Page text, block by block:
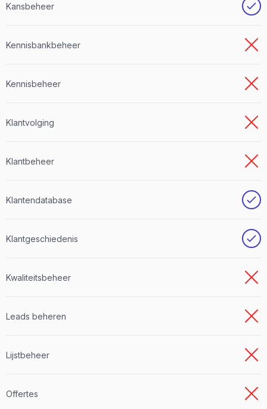
Kansbeheer
Kennisbankbeheer
Kennisbeheer
Klantvolging
Klantbeheer
Klantendatabase
Klantgeschiedenis
Kwaliteitsbeheer
Leads beheren
Lijstbeheer
Offertes